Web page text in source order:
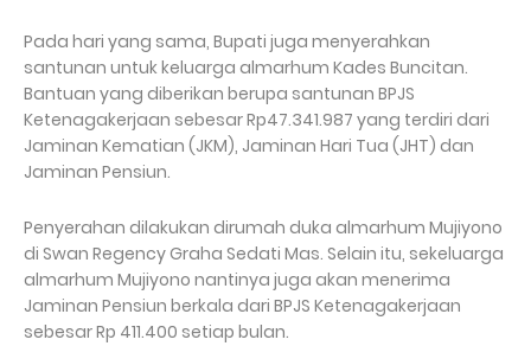
Pada hari yang sama, Bupati juga menyerahkan
santunan untuk keluarga almarhum Kades Buncitan.
Bantuan yang diberikan berupa santunan BPJS
Ketenagakerjaan sebesar Rp47.341.987 yang terdiri dari
Jaminan Kematian (JKM), Jaminan Hari Tua (JHT) dan
Jaminan Pensiun.
Penyerahan dilakukan dirumah duka almarhum Mujiyono
di Swan Regency Graha Sedati Mas. Selain itu, sekeluarga
almarhum Mujiyono nantinya juga akan menerima
Jaminan Pensiun berkala dari BPJS Ketenagakerjaan
sebesar Rp 411.400 setiap bulan.